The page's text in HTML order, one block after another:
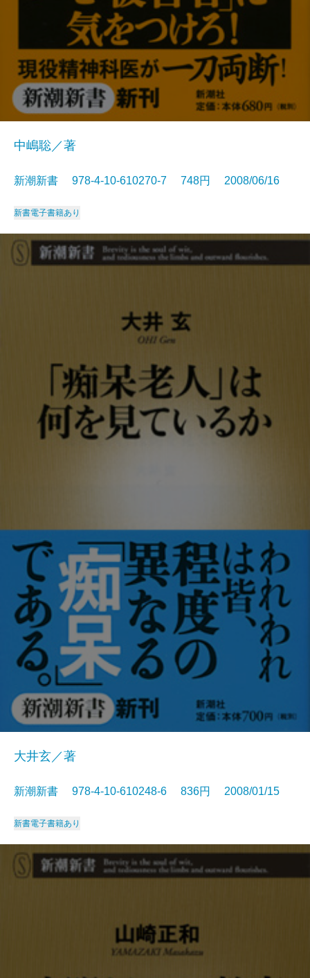
中嶋聡／著
新潮新書 978-4-10-610270-7 748円 2008/06/16
新書電子書籍あり
大井玄／著
新潮新書 978-4-10-610248-6 836円 2008/01/15
新書電子書籍あり